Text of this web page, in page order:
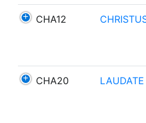
CHA12
CHA20